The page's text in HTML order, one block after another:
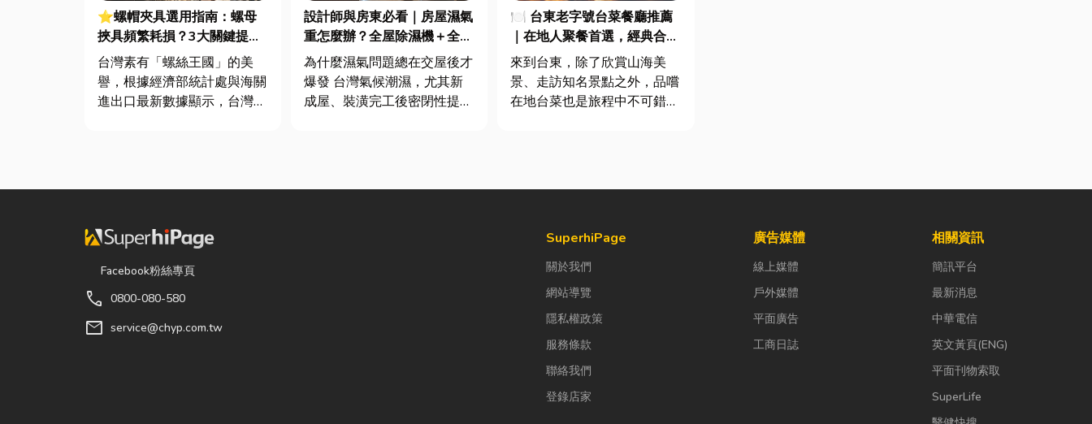
⭐螺帽夾具選用指南：螺母
挾具頻繁耗損？3大關鍵提升
扣件成型良率與壽命
台灣素有「螺絲王國」的美
譽，根據經濟部統計處與海關
進出口最新數據顯示，台灣扣
的關...
設計師與房東必看｜房屋濕氣
重怎麼辦？全屋除濕機＋全熱
交換器整合安裝|提升居住品
質與續租率
為什麼濕氣問題總在交屋後才
爆發 台灣氣候潮濕，尤其新
成屋、裝潢完工後密閉性提
🍽️ 台東老字號台菜餐廳推薦
｜在地人聚餐首選，經典合菜
一次滿足
來到台東，除了欣賞山海美
景、走訪知名景點之外，品嚐
在地台菜也是旅程中不可錯過
Facebook粉絲專頁
call 0800-080-580
mail service@chyp.com.tw
SuperhiPage
關於我們
網站導覽
隱私權政策
服務條款
聯絡我們
登錄店家
廣告媒體
線上媒體
戶外媒體
平面廣告
工商日誌
相關資訊
簡訊平台
最新消息
中華電信
英文黃頁(ENG)
平面刊物索取
SuperLife